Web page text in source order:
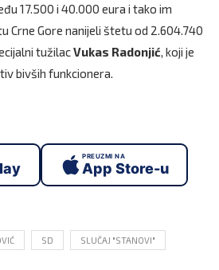
17.500 i 40.000 eura i tako im
Crne Gore nanijeli štetu od 2.604.740
tužilacVukas Radonjić, koji je
bivših funkcionera.
PREUZMI NA
App Store-u
SD SLUČAJ "STANOVI"